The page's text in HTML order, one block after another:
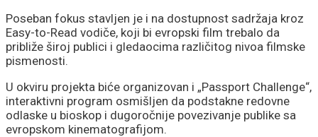
Poseban fokus stavljen je i na dostupnost sadržaja kroz
Easy-to-Read vodiče, koji bi evropski film trebalo da
približe široj publici i gledaocima različitog nivoa filmske
pismenosti.
U okviru projekta biće organizovan i „Passport Challenge“,
interaktivni program osmišljen da podstakne redovne
odlaske u bioskop i dugoročnije povezivanje publike sa
evropskom kinematografijom.